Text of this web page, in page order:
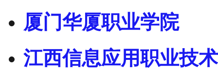
厦门华厦职业学院
江西信息应用职业技